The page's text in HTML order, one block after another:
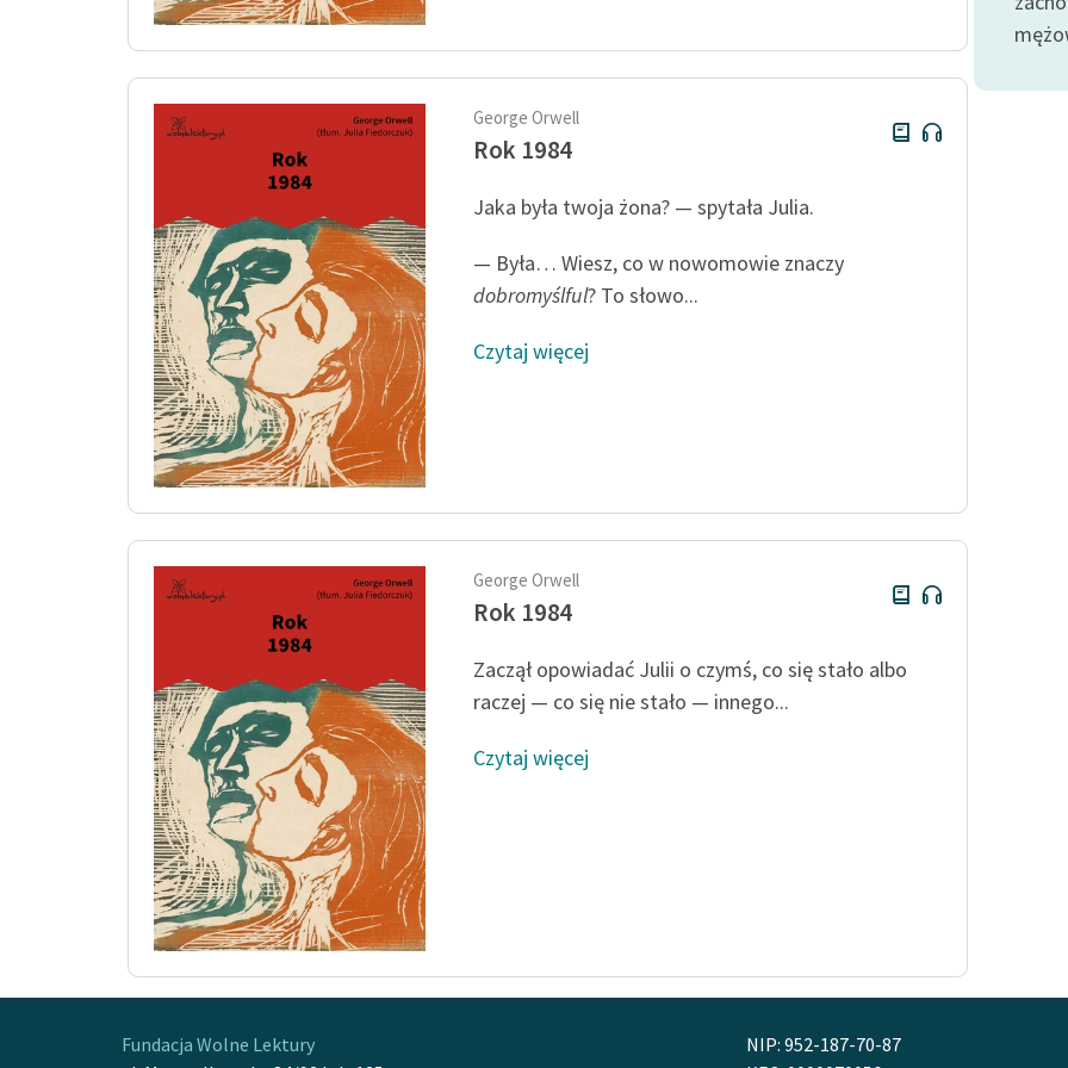
George Orwell
Rok 1984
Jaka była twoja żona? — spytała Julia.
— Była… Wiesz, co w nowomowie znaczy
dobromyślful? To słowo...
Czytaj więcej
George Orwell
Rok 1984
Zaczął opowiadać Julii o czymś, co się stało albo
raczej — co się nie stało — innego...
Czytaj więcej
Fundacja Wolne Lektury
NIP: 952-187-70-87